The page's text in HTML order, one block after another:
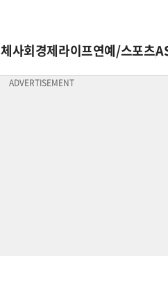
사회경제라이프연예/스포츠